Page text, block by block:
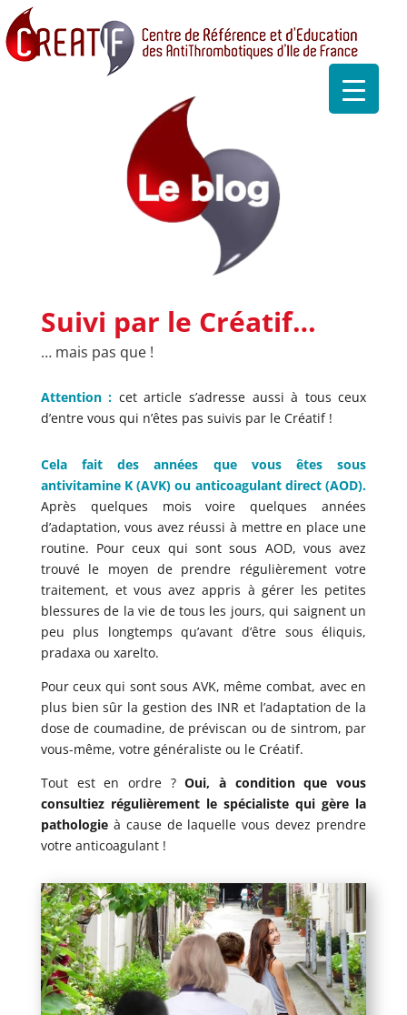
Suivi par le Créatif…
… mais pas que !
Attention : cet article s’adresse aussi à tous ceux
d’entre vous qui n’êtes pas suivis par le Créatif !
Cela fait des années que vous êtes sous
antivitamine K (AVK) ou anticoagulant direct (AOD).
Après quelques mois voire quelques années
d’adaptation, vous avez réussi à mettre en place une
routine. Pour ceux qui sont sous AOD, vous avez
trouvé le moyen de prendre régulièrement votre
traitement, et vous avez appris à gérer les petites
blessures de la vie de tous les jours, qui saignent un
peu plus longtemps qu’avant d’être sous éliquis,
pradaxa ou xarelto.
Pour ceux qui sont sous AVK, même combat, avec en
plus bien sûr la gestion des INR et l’adaptation de la
dose de coumadine, de préviscan ou de sintrom, par
vous-même, votre généraliste ou le Créatif.
Tout est en ordre ?Oui, à condition que vous
consultiez régulièrement le spécialiste qui gère la
pathologieà cause de laquelle vous devez prendre
votre anticoagulant !